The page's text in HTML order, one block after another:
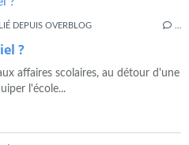
DEPUIS OVERBLOG
?
affaires scolaires, au détour d'une
l'école...